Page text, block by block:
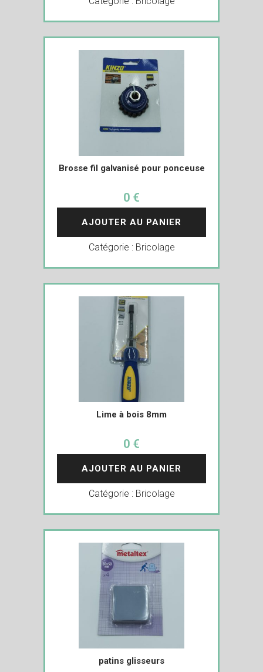
Brosse fil galvanisé pour ponceuse
0 €
AJOUTER AU PANIER
Catégorie : Bricolage
Lime à bois 8mm
0 €
AJOUTER AU PANIER
Catégorie : Bricolage
patins glisseurs